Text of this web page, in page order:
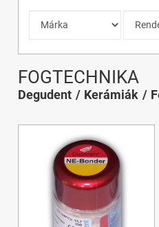
FOGTECHNIKA
Degudent Kerámiák